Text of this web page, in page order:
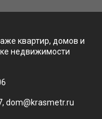
квартир, домов и
недвижимости
dom@krasmetr.ru